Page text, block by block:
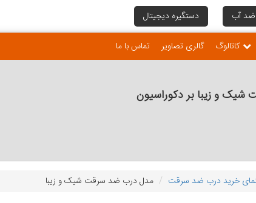
آب دستگیره دیجیتال
کاتالوگ گالری تصاویر تماس با ما
و زیبا بر دکوراسیون
خرید درب ضد سرقت مدل درب ضد سرقت شیک و زیبا